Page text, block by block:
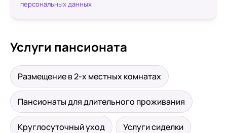
персональных данных
Услуги пансионата
Размещение в 2-х местных комнатах
Пансионаты для длительного проживания
Круглосуточный уход Услуги сиделки